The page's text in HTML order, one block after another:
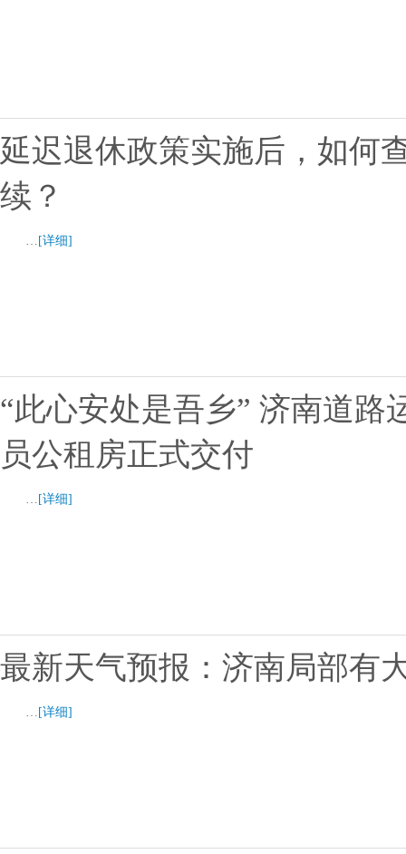
延迟退休政策实施后，如何
续？
… [详细]
“此心安处是吾乡” 济南道路
员公租房正式交付
… [详细]
最新天气预报：济南局部有
… [详细]